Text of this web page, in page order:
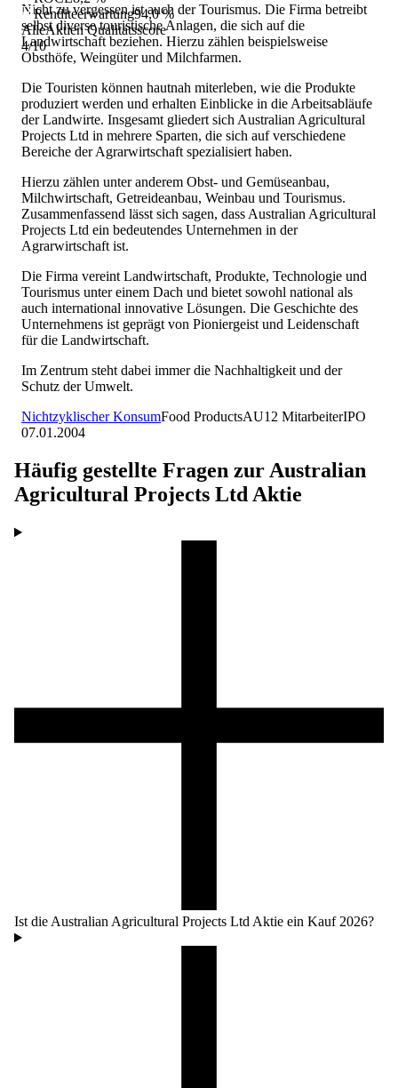
Renditeerwartung94,0 %
AlleAktien Qualitätsscore
4/10
Nicht zu vergessen ist auch der Tourismus. Die Firma betreibt
selbst diverse touristische Anlagen, die sich auf die
Landwirtschaft beziehen. Hierzu zählen beispielsweise
Obsthöfe, Weingüter und Milchfarmen.
Die Touristen können hautnah miterleben, wie die Produkte
produziert werden und erhalten Einblicke in die Arbeitsabläufe
der Landwirte. Insgesamt gliedert sich Australian Agricultural
Projects Ltd in mehrere Sparten, die sich auf verschiedene
Bereiche der Agrarwirtschaft spezialisiert haben.
Hierzu zählen unter anderem Obst- und Gemüseanbau,
Milchwirtschaft, Getreideanbau, Weinbau und Tourismus.
Zusammenfassend lässt sich sagen, dass Australian Agricultural
Projects Ltd ein bedeutendes Unternehmen in der
Agrarwirtschaft ist.
Die Firma vereint Landwirtschaft, Produkte, Technologie und
Tourismus unter einem Dach und bietet sowohl national als
auch international innovative Lösungen. Die Geschichte des
Unternehmens ist geprägt von Pioniergeist und Leidenschaft
für die Landwirtschaft.
Im Zentrum steht dabei immer die Nachhaltigkeit und der
Schutz der Umwelt.
Nichtzyklischer KonsumFood ProductsAU12 MitarbeiterIPO
07.01.2004
Häufig gestellte Fragen zurAustralian
Agricultural Projects LtdAktie
Ist die Australian Agricultural Projects Ltd Aktie ein Kauf 2026?